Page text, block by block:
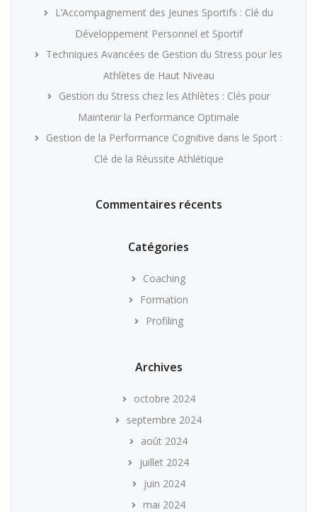
L’Accompagnement des Jeunes Sportifs : Clé du
Développement Personnel et Sportif
Techniques Avancées de Gestion du Stress pour les
Athlètes de Haut Niveau
Gestion du Stress chez les Athlètes : Clés pour
Maintenir la Performance Optimale
Gestion de la Performance Cognitive dans le Sport :
Clé de la Réussite Athlétique
Commentaires récents
Catégories
Coaching
Formation
Profiling
Archives
octobre 2024
septembre 2024
août 2024
juillet 2024
juin 2024
mai 2024